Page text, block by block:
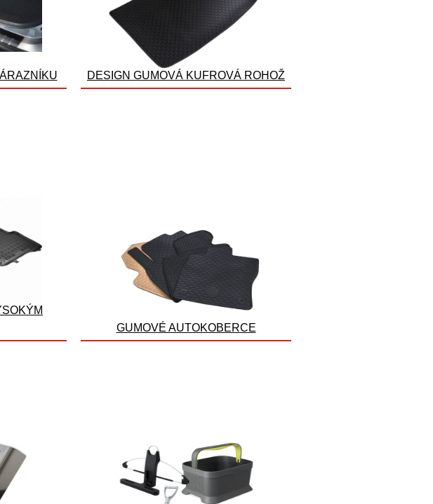
DESIGN GUMOVÁ KUFROVÁ ROHOŽ
GUMOVÉ AUTOKOBERCE